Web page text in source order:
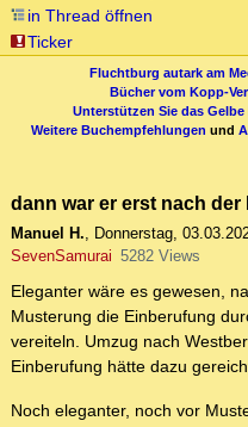
in Thread öffnen
Ticker
Fluchtburg autark am
Bücher vom Kopp-
Unterstützen Sie das Gelbe
Weitere Buchempfehlungen und
dann war er erst nach
Manuel H., Donnerstag,
SevenSamurai 5282 Views
Eleganter wäre es gewesen,
Musterung die Einberufung
vereiteln. Umzug nach
Einberufung hätte dazu
Noch eleganter, noch vor